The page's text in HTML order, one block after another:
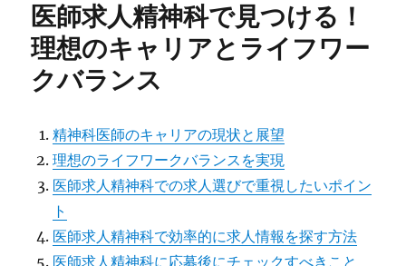
医師求人精神科で見つける！
理想のキャリアとライフワー
クバランス
精神科医師のキャリアの現状と展望
理想のライフワークバランスを実現
医師求人精神科での求人選びで重視したいポイン
ト
医師求人精神科で効率的に求人情報を探す方法
医師求人精神科に応募後にチェックすべきこと